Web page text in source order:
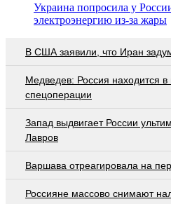
Украина попросила у
электроэнергию из-за жары
В США заявили, что Иран
Медведев: Россия находится
спецоперации
Запад выдвигает России
Лавров
Варшава отреагировала на
Россияне массово снимают